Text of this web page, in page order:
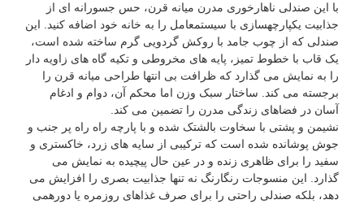
با این صندلی ناهارخوری مدرن میانه قرن، حس جسورانه ای از
جذابیت یکپارچهسازی با سیستمعامل را به خانه خود اضافه کنید. این
صندلی که از چوب جامد با روکش گردویی گرم ساخته شده است،
یک قاب با خطوط تمیز، پایه های مخروطی و تکیه گاه های زاویه دار
را به نمایش می گذارد که ظرافت بی انتها طراحی میانه قرن را
برجسته می کند. ساختار سبک وزن اما محکم آن، دوام و ادغام
آسان در فضاهای زندگی مدرن را تضمین می کند.
نشیمن و پشتی با سخاوت بالشتک شده و با پارچه راه راه پر جنب و
جوش پوشانده شده است که ترکیبی از سایه های زرد، خاکستری و
سفید را برای ظاهری زنده و در عین حال پیچیده به نمایش می
گذارد. این منسوجات رنگارنگ نه تنها جذابیت بصری را افزایش می
دهد، بلکه صندلی راحتی را برای صرف غذاهای روزمره یا دورهمی